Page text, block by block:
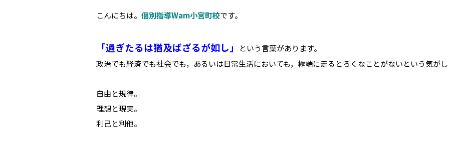
こんにちは。 個別指導Wam小宮町校です。
「過ぎたるは猶及ばざるが如し」
という言葉があります。
政治でも経済でも社会でも，あるいは日常生活においても，極端に走るとろくなことがないという気が
自由と規律。
理想と現実。
利己と利他。